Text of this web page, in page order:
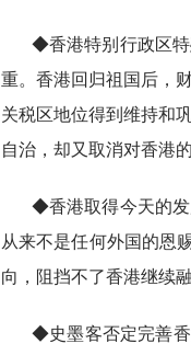
◆香港特别行政区
重。香港回归祖国后，
关税区地位得到维持和
自治，却又取消对香港
◆香港取得今天的发
从来不是任何外国的恩
向，阻挡不了香港继续
◆史墨客否定完善香